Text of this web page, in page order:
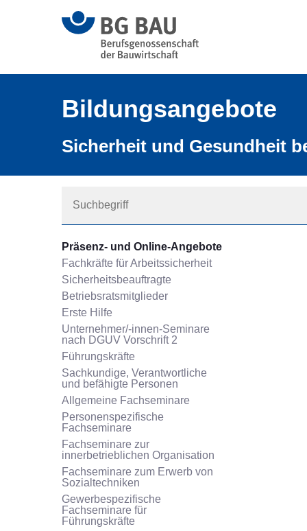
Bildungsangebote
Sicherheit und Gesundheit
Präsenz- und Online-Angebote
Fachkräfte für Arbeitssicherheit
Sicherheitsbeauftragte
Betriebsratsmitglieder
Erste Hilfe
Unternehmer/-innen-Seminare
nach DGUV Vorschrift 2
Führungskräfte
Sachkundige, Verantwortliche
und befähigte Personen
Allgemeine Fachseminare
Personenspezifische
Fachseminare
Fachseminare zur
innerbetrieblichen Organisation
Fachseminare zum Erwerb von
Sozialtechniken
Gewerbespezifische
Fachseminare für
Führungskräfte